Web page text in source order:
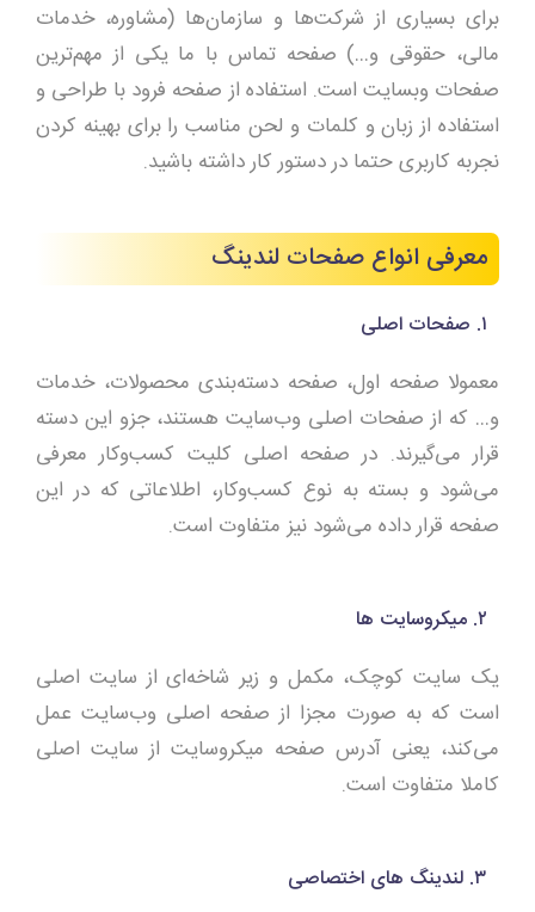
برای بسیاری از شرکت‌ها و سازمان‌ها (مشاوره، خدمات
مالی، حقوقی و…) صفحه تماس با ما یکی از مهم‌ترین
صفحات وبسایت است. استفاده از صفحه فرود با طراحی و
استفاده از زبان و کلمات و لحن مناسب را برای بهینه کردن
نجربه کاربری حتما در دستور کار داشته باشید.
معرفی انواع صفحات لندینگ
۱. صفحات اصلی
معمولا صفحه اول، صفحه دسته‌بندی محصولات، خدمات
و… که از صفحات اصلی وب‌سایت هستند، جزو این دسته
قرار می‌گیرند. در صفحه اصلی کلیت کسب‌وکار معرفی
می‌شود و بسته به نوع کسب‌وکار، اطلاعاتی که در این
صفحه قرار داده می‌شود نیز متفاوت است.
۲. میکروسایت ها
یک سایت کوچک، مکمل و زیر شاخه‌ای از سایت اصلی
است که به صورت مجزا از صفحه اصلی وب‌سایت عمل
می‌کند، یعنی آدرس صفحه میکروسایت‌ از سایت اصلی
کاملا متفاوت است.
۳. لندینگ های اختصاصی